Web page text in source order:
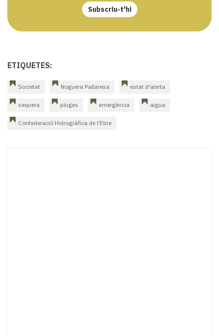
Subscriu-t'hi
ETIQUETES:
Societat Noguera Pallaresa estat d'alerta
sequera pluges emergència aigua
Confederació Hidrogràfica de l'Ebre